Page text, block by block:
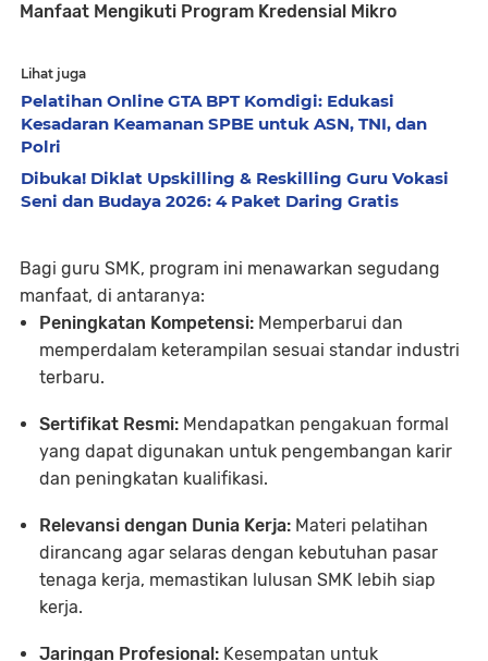
Manfaat Mengikuti Program Kredensial Mikro
Lihat juga
Pelatihan Online GTA BPT Komdigi: Edukasi
Kesadaran Keamanan SPBE untuk ASN, TNI, dan
Polri
Dibuka! Diklat Upskilling & Reskilling Guru Vokasi
Seni dan Budaya 2026: 4 Paket Daring Gratis
Bagi guru SMK, program ini menawarkan segudang
manfaat, di antaranya:
Peningkatan Kompetensi: Memperbarui dan
memperdalam keterampilan sesuai standar industri
terbaru.
Sertifikat Resmi: Mendapatkan pengakuan formal
yang dapat digunakan untuk pengembangan karir
dan peningkatan kualifikasi.
Relevansi dengan Dunia Kerja: Materi pelatihan
dirancang agar selaras dengan kebutuhan pasar
tenaga kerja, memastikan lulusan SMK lebih siap
kerja.
Jaringan Profesional: Kesempatan untuk